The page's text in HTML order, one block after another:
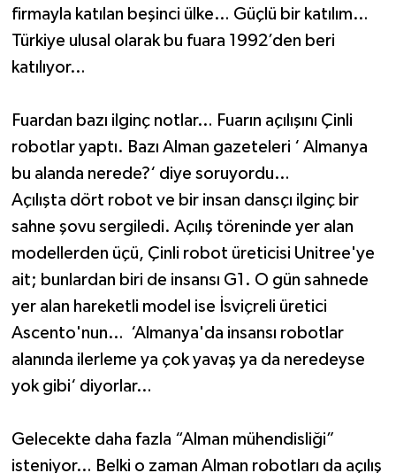
firmayla katılan beşinci ülke… Güçlü bir katılım…
Türkiye ulusal olarak bu fuara 1992’den beri
katılıyor…
Fuardan bazı ilginç notlar… Fuarın açılışını Çinli
robotlar yaptı. Bazı Alman gazeteleri ‘ Almanya
bu alanda nerede?‘ diye soruyordu…
Açılışta dört robot ve bir insan dansçı ilginç bir
sahne şovu sergiledi. Açılış töreninde yer alan
modellerden üçü, Çinli robot üreticisi Unitree'ye
ait; bunlardan biri de insansı G1. O gün sahnede
yer alan hareketli model ise İsviçreli üretici
Ascento'nun… ‘Almanya'da insansı robotlar
alanında ilerleme ya çok yavaş ya da neredeyse
yok gibi‘ diyorlar…
Gelecekte daha fazla “Alman mühendisliği”
isteniyor… Belki o zaman Alman robotları da açılış